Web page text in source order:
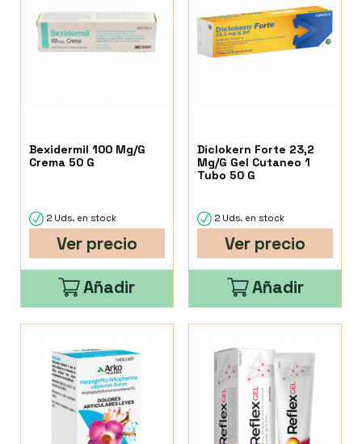
Bexidermil 100 Mg/G
Crema 50 G
2 Uds. en stock
Ver precio
Añadir
Diclokern Forte 23,2
Mg/G Gel Cutaneo 1
Tubo 50 G
2 Uds. en stock
Ver precio
Añadir